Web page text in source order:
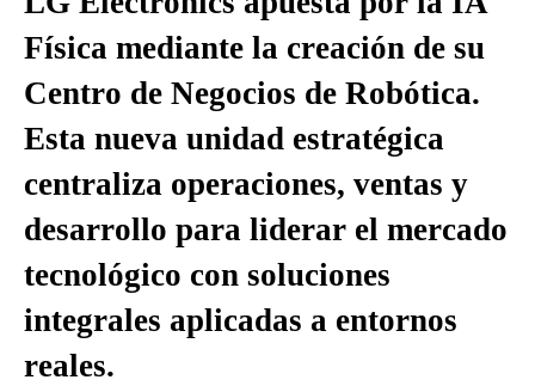
Física mediante la creación de su
Centro de Negocios de Robótica.
Esta nueva unidad estratégica
centraliza operaciones, ventas y
desarrollo para liderar el mercado
tecnológico con soluciones
integrales aplicadas a entornos
reales.